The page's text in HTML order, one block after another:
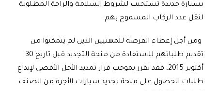
بسيارة جديدة تستجيب لشروط السلامة والراحة المطلوبة
لنقل عدد الركاب المسموح بهم.
ومن أجل إعطاء الفرصة للمهنيين الذين لم يتمكنوا من
تقديم طلباتهم للاستفادة من منحة التجديد قبل تاريخ 30
أكتوبر 2015، فقد تقرر بموجب قرار تمديد الأجل الأقصى لإيداع
طلبات الحصول على منحة تجديد سيارات الأجرة من الصنف